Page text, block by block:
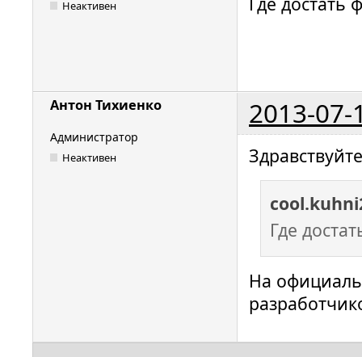
Неактивен
Антон Тихиенко 2013-07-
Администратор
Неактивен
Где
На